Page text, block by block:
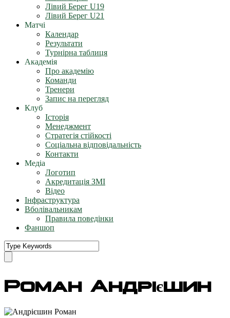
Лівий Берег U19
Лівий Берег U21
Матчі
Календар
Результати
Турнірна таблиця
Академія
Про академію
Команди
Тренери
Запис на перегляд
Клуб
Історія
Менеджмент
Стратегія стійкості
Соціальна відповідальність
Контакти
Медіа
Логотип
Акредитація ЗМІ
Відео
Інфраструктура
Вболівальникам
Правила поведінки
Фаншоп
Роман Андрієшин